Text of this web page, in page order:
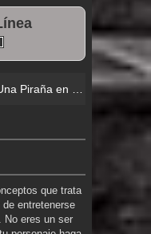
que trata
entretenerse
No eres un ser